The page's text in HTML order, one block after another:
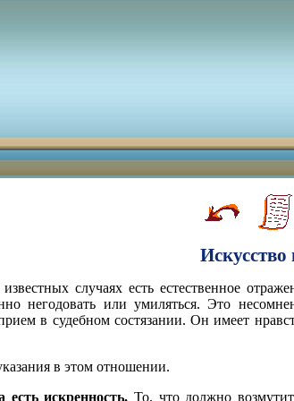
Искусство
случаях есть естественное
негодовать или умиляться. Это
в судебном состязании. Он имеет
в этом отношении.
есть искренность. То, что должно